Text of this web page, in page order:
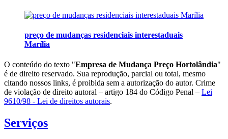
preço de mudanças residenciais interestaduais
Marília
O conteúdo do texto "Empresa de Mudança Preço Hortolândia"
é de direito reservado. Sua reprodução, parcial ou total, mesmo
citando nossos links, é proibida sem a autorização do autor. Crime
de violação de direito autoral – artigo 184 do Código Penal – Lei
9610/98 - Lei de direitos autorais.
Serviços